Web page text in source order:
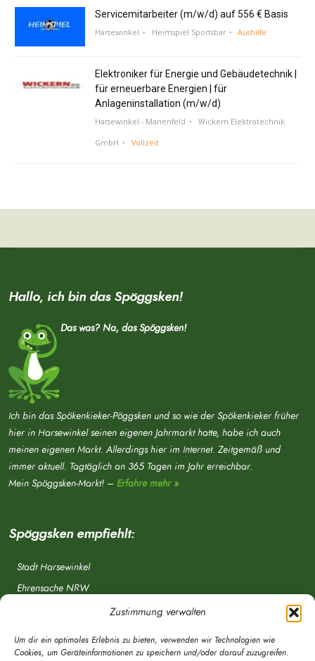
Zustimmung verwalten
Um dir ein optimales Erlebnis zu bieten, verwenden wir Technologien wie
Cookies, um Geräteinformationen zu speichern und/oder darauf zuzugreifen.
Servicemitarbeiter (m/w/d) auf 556 € Basis
Harsewinkel Heimspiel Sportsbar Aushilfe
Elektroniker für Energie und Gebäudetechnik |
für erneuerbare Energien | für
Anlageninstallation (m/w/d)
Harsewinkel - Marienfeld Wickern Elektrotechnik
GmbH Vollzeit
Hallo, ich bin das Spöggsken!
Das was? Na, das Spöggsken!
Ich bin das Spökenkieker-Pöggsken und so wie der Spökenkieker früher
hier in Harsewinkel seinen eigenen Jahrmarkt hatte, habe ich auch
meinen eigenen Markt. Allerdings hier im Internet. Zeitgemäß und
immer aktuell. Tagtäglich an 365 Tagen im Jahr erreichbar.
Mein Spöggsken-Markt! – Erfahre mehr »
Spöggsken empfiehlt:
Stadt Harsewinkel
Ehrensache NRW
OWL Verkehr